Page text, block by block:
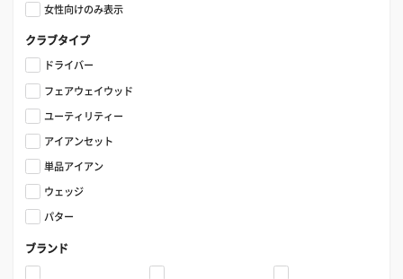
女性向けのみ表示
クラブタイプ
ドライバー
フェアウェイウッド
ユーティリティー
アイアンセット
単品アイアン
ウェッジ
パター
ブランド